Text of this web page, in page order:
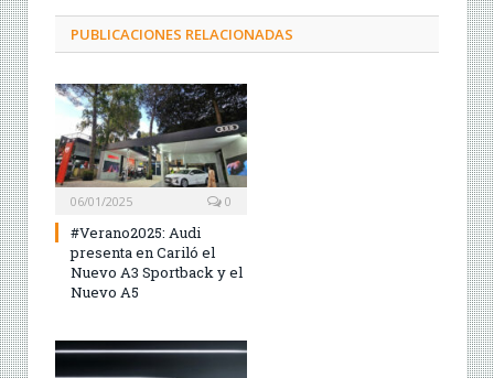
PUBLICACIONES RELACIONADAS
06/01/2025 0
#Verano2025: Audi
presenta en Cariló el
Nuevo A3 Sportback y el
Nuevo A5